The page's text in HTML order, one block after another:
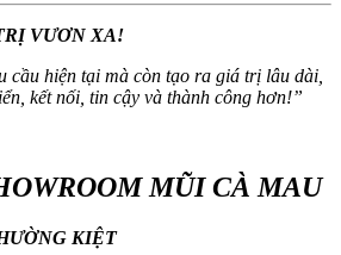
VƯƠN XA!
cầu hiện tại mà còn tạo ra giá trị lâu dài,
kết nối, tin cậy và thành công hơn!”
MŨI CÀ MAU
KIỆT